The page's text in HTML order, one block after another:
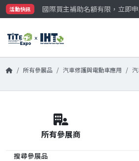
活動快訊
國際買主補助名額有限，立即申
參觀門票開放申請中‼️
國際買主補助名額有限，立即申
所有參展品 汽車修護與電動車應用
所有參展商
搜尋參展品